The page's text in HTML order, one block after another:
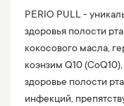
PERIO PULL -
здоровья полости
кокосового масла,
коэнзим Q10
здоровье полости
инфекций,